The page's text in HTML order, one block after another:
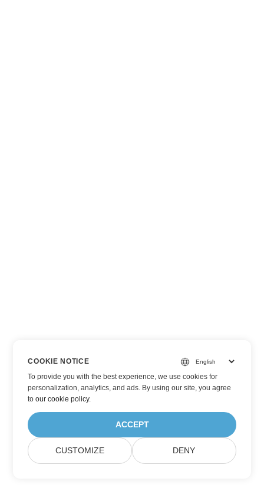
COOKIE NOTICE
To provide you with the best experience, we use cookies for
personalization, analytics, and ads. By using our site, you agree
toour cookie policy.
ACCEPT
CUSTOMIZE DENY